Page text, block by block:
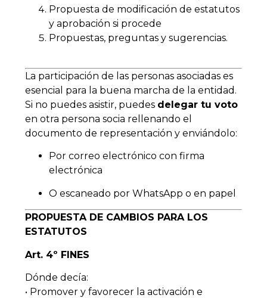
Propuesta de modificación de estatutos
y aprobación si procede
Propuestas, preguntas y sugerencias.
La participación de las personas asociadas es
esencial para la buena marcha de la entidad.
Si no puedes asistir, puedes delegar tu voto
en otra persona socia rellenando el
documento de representación y enviándolo:
Por correo electrónico con firma
electrónica
O escaneado por WhatsApp o en papel
PROPUESTA DE CAMBIOS PARA LOS
ESTATUTOS
Art. 4º FINES
Dónde decía:
• Promover y favorecer la activación e